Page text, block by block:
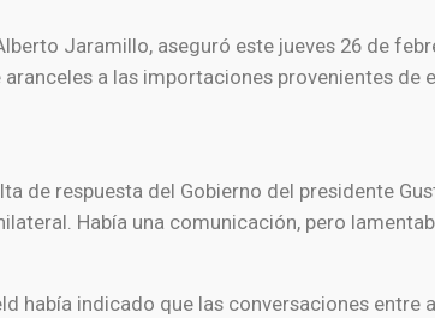
Jaramillo, aseguró este jueves 26 de
a las importaciones provenientes de
de respuesta del Gobierno del presidente
Había una comunicación, pero
había indicado que las conversaciones entre